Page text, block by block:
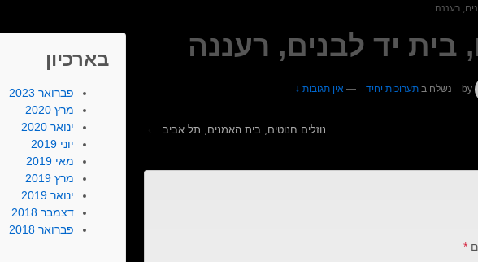
רעננה
בית יד לבנים, רעננה
נשלח ב תערוכות יחיד — אין תגובות ↓
נוזלים חנוטים, בית האמנים, תל אביב
*
בארכיון
פברואר 2023
מרץ 2020
ינואר 2020
יוני 2019
מאי 2019
מרץ 2019
ינואר 2019
דצמבר 2018
פברואר 2018